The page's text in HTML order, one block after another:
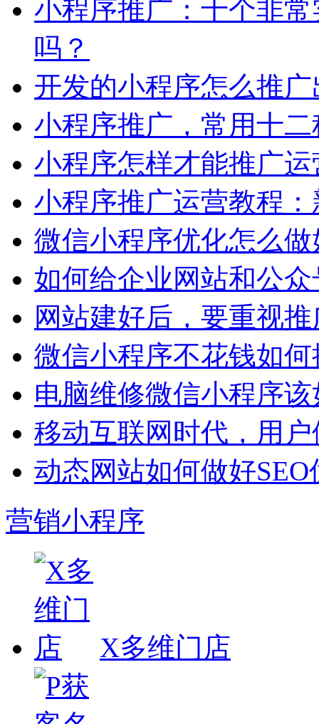
小程序推广：十个非
吗？
开发的小程序怎么推
小程序推广，常用十
小程序怎样才能推广
小程序推广运营教程
微信小程序优化怎么做
如何给企业网站和公众
网站建好后，要重视
微信小程序不花钱如
电脑维修微信小程序
移动互联网时代，用
动态网站如何做好
营销小程序
X多维门店